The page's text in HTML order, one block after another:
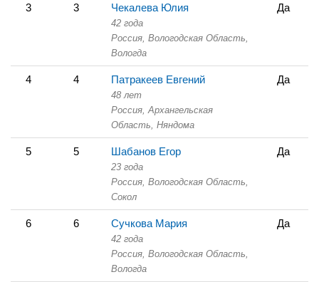
3 3 Чекалева Юлия
42 года
Россия, Вологодская Область,
Вологда
Да
4 4 Патракеев Евгений
48 лет
Россия, Архангельская
Область, Няндома
Да
5 5 Шабанов Егор
23 года
Россия, Вологодская Область,
Сокол
Да
6 6 Сучкова Мария
42 года
Россия, Вологодская Область,
Вологда
Да